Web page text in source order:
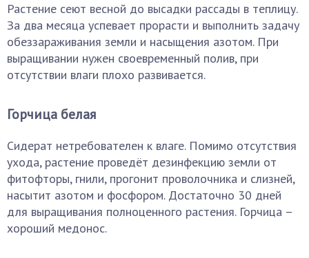
Растение сеют весной до высадки рассады в теплицу.
За два месяца успевает прорасти и выполнить задачу
обеззараживания земли и насыщения азотом. При
выращивании нужен своевременный полив, при
отсутствии влаги плохо развивается.
Горчица белая
Сидерат нетребователен к влаге. Помимо отсутствия
ухода, растение проведёт дезинфекцию земли от
фитофторы, гнили, прогонит проволочника и слизней,
насытит азотом и фосфором. Достаточно 30 дней
для выращивания полноценного растения. Горчица –
хороший медонос.